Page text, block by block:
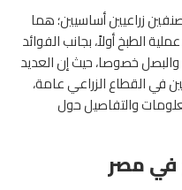
زراعيين أساسيين؛ هما
الطبخ أولاً، بجانب الفوائد
خصوصا، حيث إن العديد
في القطاع الزراعي عامة،
والتفاصيل حول
في مصر